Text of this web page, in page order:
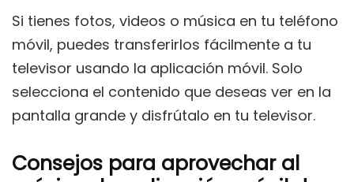
Si tienes fotos, videos o música en tu teléfono
móvil, puedes transferirlos fácilmente a tu
televisor usando la aplicación móvil. Solo
selecciona el contenido que deseas ver en la
pantalla grande y disfrútalo en tu televisor.
Consejos para aprovechar al